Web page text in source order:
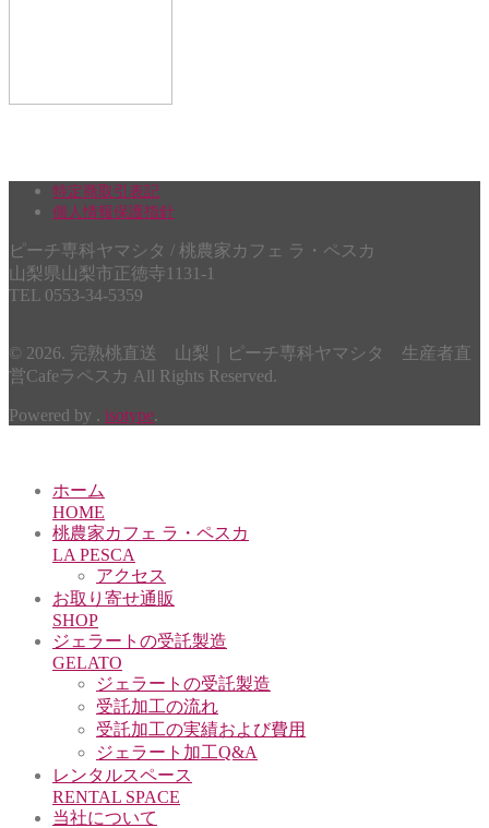
特定商取引表記
個人情報保護指針
ピーチ専科ヤマシタ / 桃農家カフェ ラ・ペスカ
山梨県山梨市正徳寺1131-1
TEL 0553-34-5359
© 2026. 完熟桃直送 山梨｜ピーチ専科ヤマシタ 生産者直
営Cafeラペスカ All Rights Reserved.
Powered by . isotype.
ホーム
HOME
桃農家カフェ ラ・ペスカ
LA PESCA
アクセス
お取り寄せ通販
SHOP
ジェラートの受託製造
GELATO
ジェラートの受託製造
受託加工の流れ
受託加工の実績および費用
ジェラート加工Q&A
レンタルスペース
RENTAL SPACE
当社について